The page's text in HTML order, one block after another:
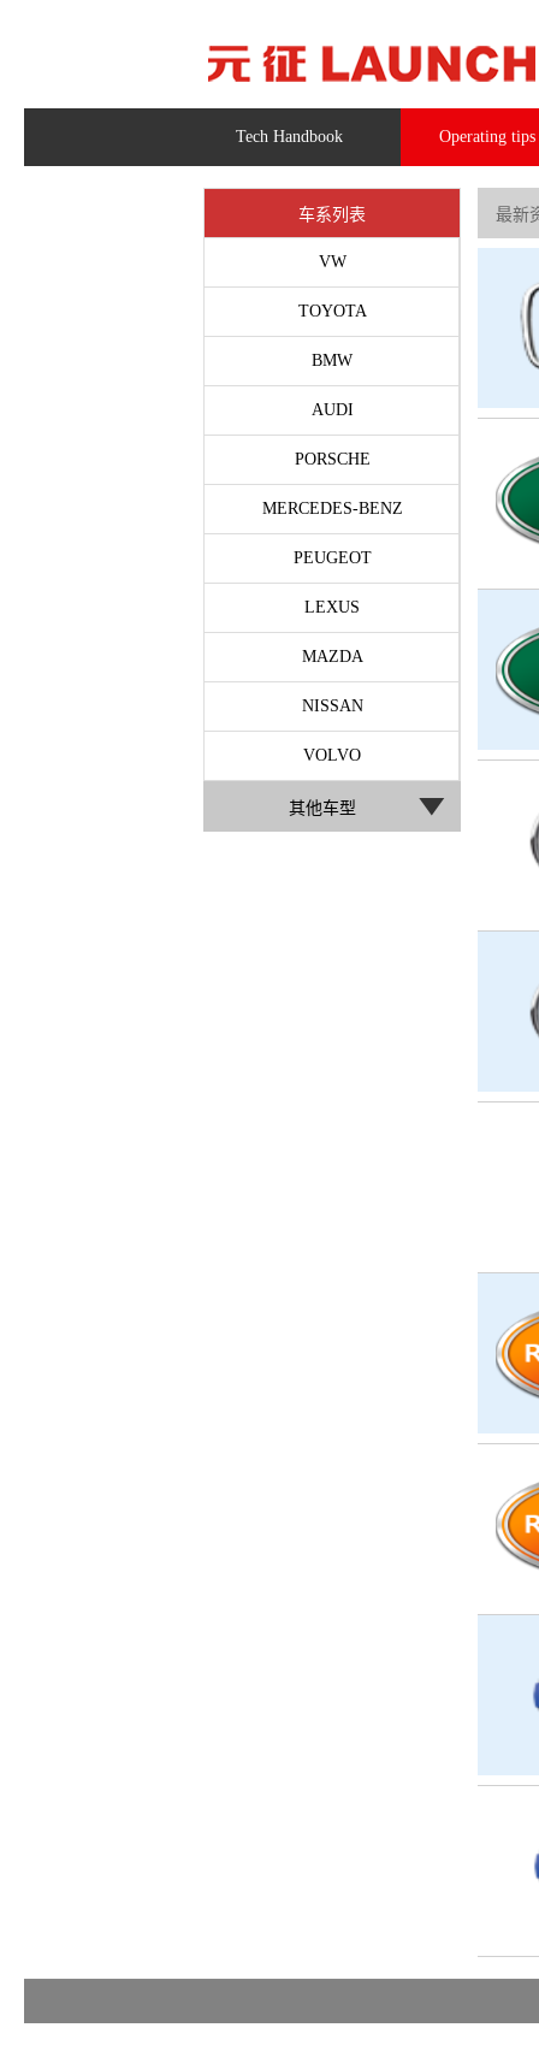
Tech Handbook Operating tips
车系列表
VW
TOYOTA
BMW
AUDI
PORSCHE
MERCEDES-BENZ
PEUGEOT
LEXUS
MAZDA
NISSAN
VOLVO
其他车型
最新